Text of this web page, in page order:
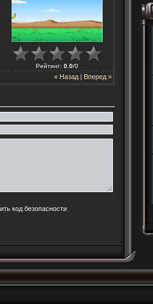
Рейтинг: 0.0/0
« Назад| Вперед »